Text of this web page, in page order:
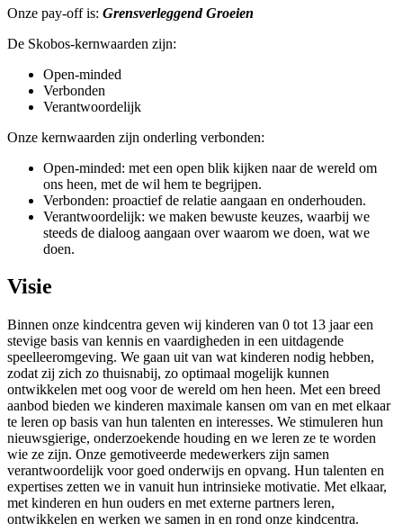
Onze pay-off is: Grensverleggend Groeien
De Skobos-kernwaarden zijn:
Open-minded
Verbonden
Verantwoordelijk
Onze kernwaarden zijn onderling verbonden:
Open-minded: met een open blik kijken naar de wereld om
ons heen, met de wil hem te begrijpen.
Verbonden: proactief de relatie aangaan en onderhouden.
Verantwoordelijk: we maken bewuste keuzes, waarbij we
steeds de dialoog aangaan over waarom we doen, wat we
doen.
Visie
Binnen onze kindcentra geven wij kinderen van 0 tot 13 jaar een
stevige basis van kennis en vaardigheden in een uitdagende
speelleeromgeving. We gaan uit van wat kinderen nodig hebben,
zodat zij zich zo thuisnabij, zo optimaal mogelijk kunnen
ontwikkelen met oog voor de wereld om hen heen. Met een breed
aanbod bieden we kinderen maximale kansen om van en met elkaar
te leren op basis van hun talenten en interesses. We stimuleren hun
nieuwsgierige, onderzoekende houding en we leren ze te worden
wie ze zijn. Onze gemotiveerde medewerkers zijn samen
verantwoordelijk voor goed onderwijs en opvang. Hun talenten en
expertises zetten we in vanuit hun intrinsieke motivatie. Met elkaar,
met kinderen en hun ouders en met externe partners leren,
ontwikkelen en werken we samen in en rond onze kindcentra.